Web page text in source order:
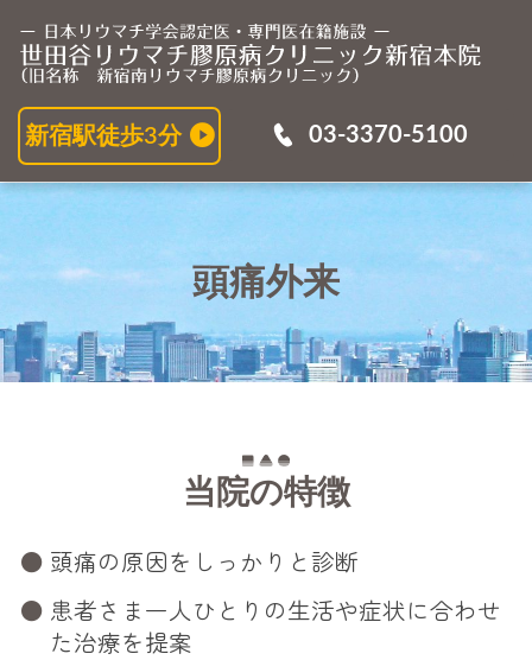
新宿駅徒歩3分 03-3370-5100
頭痛外来
当院の特徴
頭痛の原因をしっかりと診断
患者さま一人ひとりの生活や症状に合わせ
た治療を提案